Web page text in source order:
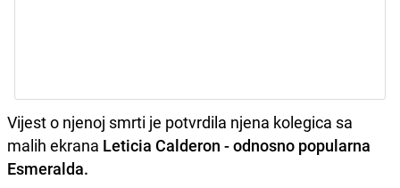
Vijest o njenoj smrti je potvrdila njena kolegica sa
malih ekrana Leticia Calderon - odnosno popularna
Esmeralda.